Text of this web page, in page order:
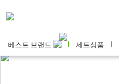
베스트 브랜드 세트상품